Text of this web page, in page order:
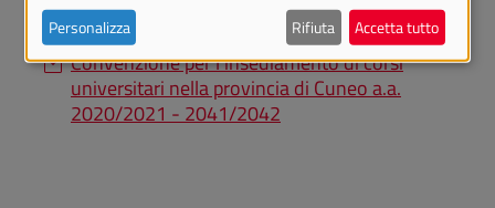
Convenzione per l'insediamento di corsi
universitari nella provincia di Cuneo a.a.
2020/2021 - 2041/2042
Personalizza Rifiuta Accetta tutto